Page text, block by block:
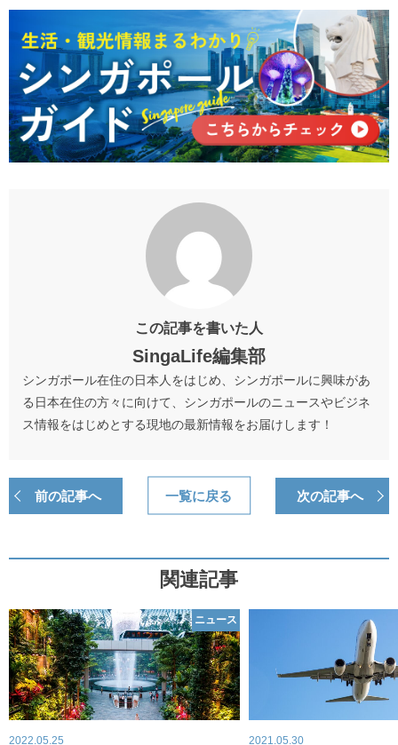
この記事を書いた人
SingaLife編集部
シンガポール在住の日本人をはじめ、シンガポールに興味があ
る日本在住の方々に向けて、シンガポールのニュースやビジネ
ス情報をはじめとする現地の最新情報をお届けします！
前の記事へ 次の記事へ
一覧に戻る
関連記事
ニュース
2022.05.25 2021.05.30